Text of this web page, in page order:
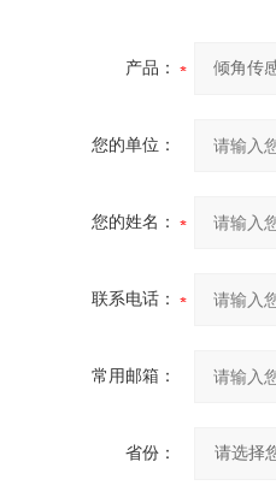
产品：
您的单位：
您的姓名：
联系电话：
常用邮箱：
省份：